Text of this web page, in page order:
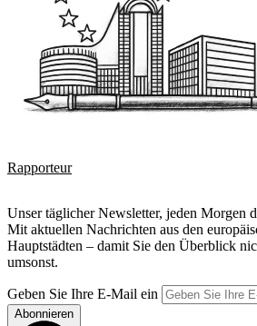
Rapporteur
Unser täglicher Newsletter, jeden Morgen
Mit aktuellen Nachrichten aus den
Hauptstädten – damit Sie den Überblick
umsonst.
Geben Sie Ihre E-Mail ein
Abonnieren